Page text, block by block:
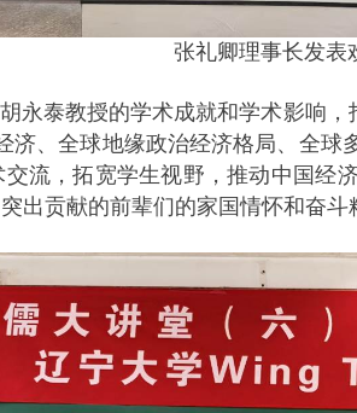
张礼卿理事长发表
永泰教授的学术成就和学术影响
济、全球地缘政治经济格局、全
流，拓宽学生视野，推动中国经
出贡献的前辈们的家国情怀和奋斗